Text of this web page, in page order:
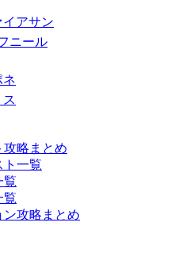
イアサン
ニール
ネ
攻略まとめ
ト一覧
覧
覧
ン攻略まとめ